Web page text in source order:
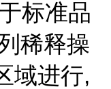
标准品
稀释操
域进行,